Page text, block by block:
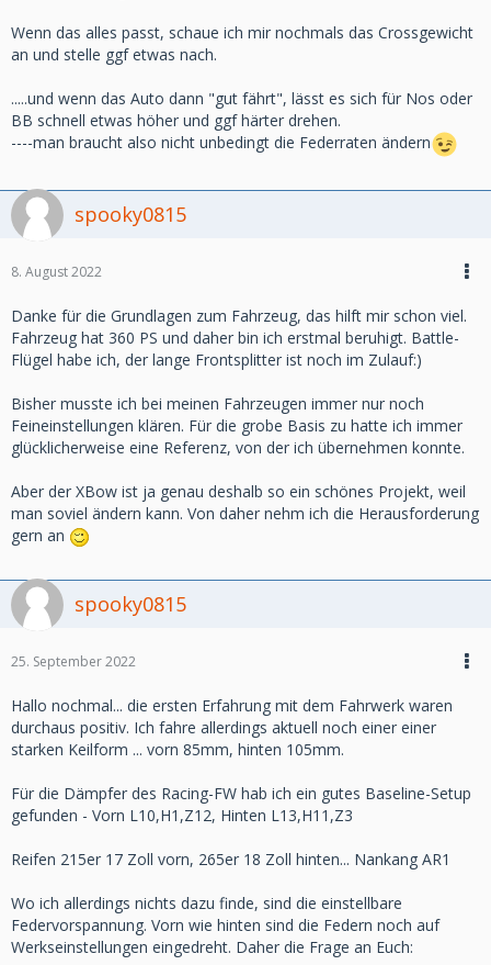
Wenn das alles passt, schaue ich mir nochmals das Crossgewicht
an und stelle ggf etwas nach.
.....und wenn das Auto dann "gut fährt", lässt es sich für Nos oder
BB schnell etwas höher und ggf härter drehen.
----man braucht also nicht unbedingt die Federraten ändern
spooky0815
8. August 2022
Danke für die Grundlagen zum Fahrzeug, das hilft mir schon viel.
Fahrzeug hat 360 PS und daher bin ich erstmal beruhigt. Battle-
Flügel habe ich, der lange Frontsplitter ist noch im Zulauf:)
Bisher musste ich bei meinen Fahrzeugen immer nur noch
Feineinstellungen klären. Für die grobe Basis zu hatte ich immer
glücklicherweise eine Referenz, von der ich übernehmen konnte.
Aber der XBow ist ja genau deshalb so ein schönes Projekt, weil
man soviel ändern kann. Von daher nehm ich die Herausforderung
gern an
spooky0815
25. September 2022
Hallo nochmal... die ersten Erfahrung mit dem Fahrwerk waren
durchaus positiv. Ich fahre allerdings aktuell noch einer einer
starken Keilform ... vorn 85mm, hinten 105mm.
Für die Dämpfer des Racing-FW hab ich ein gutes Baseline-Setup
gefunden - Vorn L10,H1,Z12, Hinten L13,H11,Z3
Reifen 215er 17 Zoll vorn, 265er 18 Zoll hinten... Nankang AR1
Wo ich allerdings nichts dazu finde, sind die einstellbare
Federvorspannung. Vorn wie hinten sind die Federn noch auf
Werkseinstellungen eingedreht. Daher die Frage an Euch: